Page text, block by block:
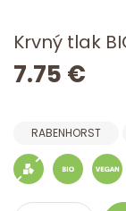
Krvný tlak
7.75 €
RABENHORST